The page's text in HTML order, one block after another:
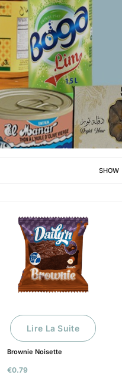
SHOW
€0.79
Brownie Noisette
Lire La Suite